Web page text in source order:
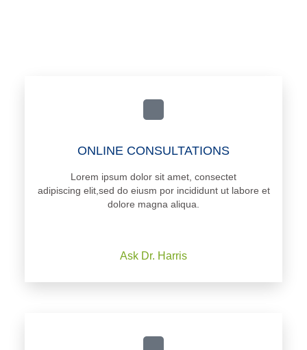
ONLINE CONSULTATIONS
Lorem ipsum dolor sit amet, consectet
adipiscing elit,sed do eiusm por incididunt ut labore et
dolore magna aliqua.
Ask Dr. Harris